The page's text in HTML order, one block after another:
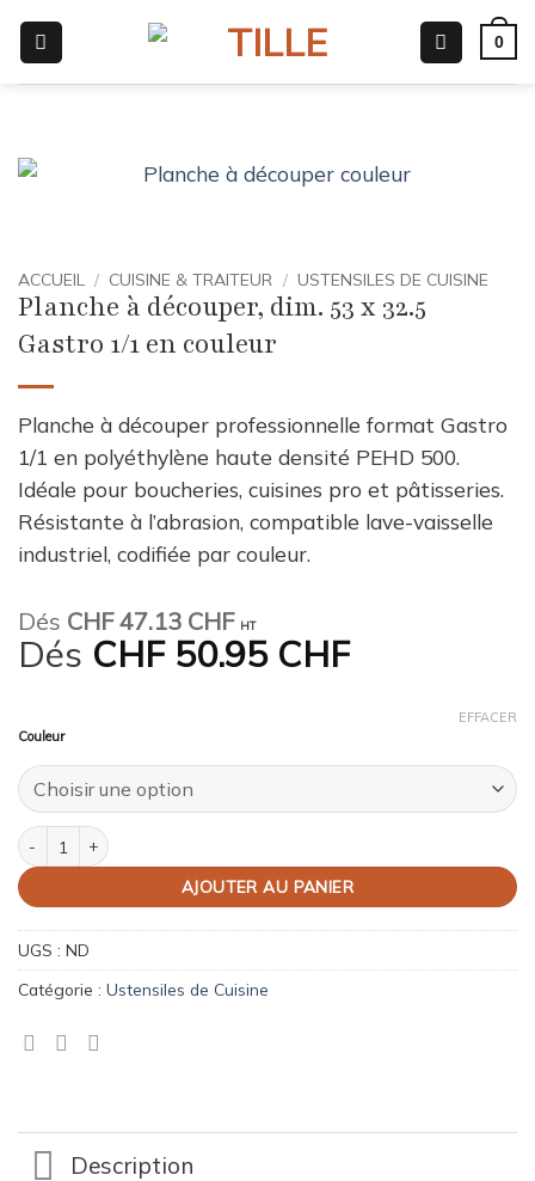
contenu
0
ACCUEIL / CUISINE & TRAITEUR / USTENSILES DE CUISINE
Planche à découper, dim. 53 x 32.5
Gastro 1/1 en couleur
Planche à découper professionnelle format Gastro
1/1 en polyéthylène haute densité PEHD 500.
Idéale pour boucheries, cuisines pro et pâtisseries.
Résistante à l’abrasion, compatible lave-vaisselle
industriel, codifiée par couleur.
Dés CHF47.13 CHF HT
Dés CHF50.95 CHF
Couleur
EFFACER
quantité de Planche à découper, dim. 53 x 32.5 Gastro 1/1 en couleur
AJOUTER AU PANIER
UGS : ND
Catégorie : Ustensiles de Cuisine
Description